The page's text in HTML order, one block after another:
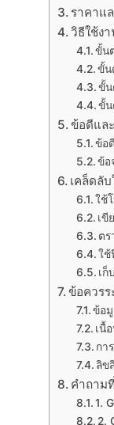
ราคาแ
วิธีใช้ง
ขั้น
ขั้น
ขั้น
ขั้น
ข้อดีแล
ข้อ
ข้อ
เคล็ดลั
ใช้
เขี
ตร
ใช้
เ
ข้อควรร
ข้อ
เนื้
กา
ลิข
คำถาม
1.
2.